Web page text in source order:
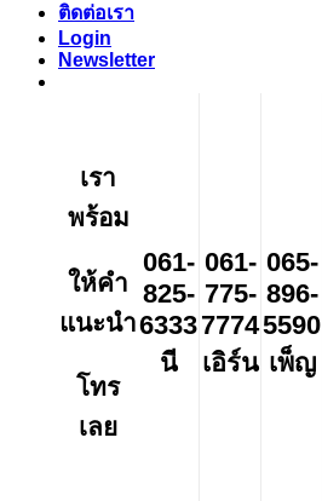
ติดต่อเรา
Login
Newsletter
เรา
พร้อม
ให้คำ
แนะนำ
โทร
เลย
061-
825-
6333
นี
061-
775-
7774
เอิร์น
065-
896-
5590
เพ็ญ